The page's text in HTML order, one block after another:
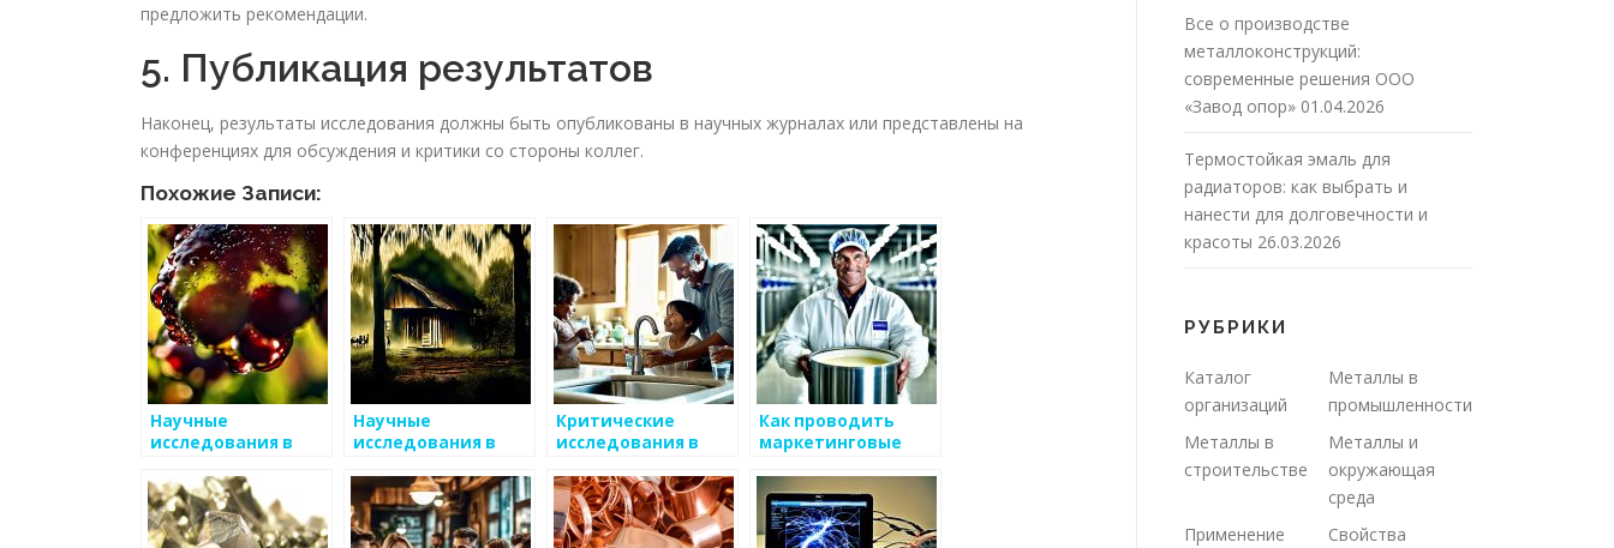
предложить рекомендации.
5. Публикация результатов
Наконец, результаты исследования должны быть опубликованы в научных журналах или представлены на
конференциях для обсуждения и критики со стороны коллег.
Похожие Записи:
Научные
исследования в
Научные
исследования в
Критические
исследования в
металлургии
Как проводить
маркетинговые
металлургии
Все о производстве
металлоконструкций:
современные решения ООО
«Завод опор» 01.04.2026
Термостойкая эмаль для
радиаторов: как выбрать и
нанести для долговечности и
красоты 26.03.2026
РУБРИКИ
Каталог
организаций
Металлы в
промышленности
Металлы в
строительстве
Металлы и
окружающая
среда
Применение
Свойства